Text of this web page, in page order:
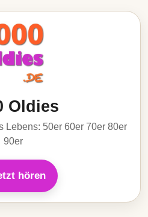
Oldies
Lebens: 50er 60er 70er 80er
90er
hören